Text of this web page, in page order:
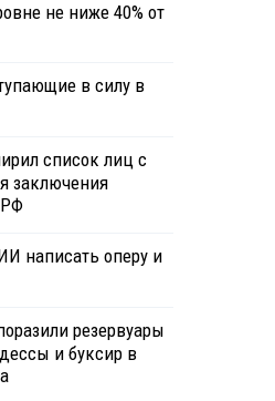
не ниже 40% от
в силу в
список лиц с
заключения
РФ
написать оперу и
резервуары
и буксир в